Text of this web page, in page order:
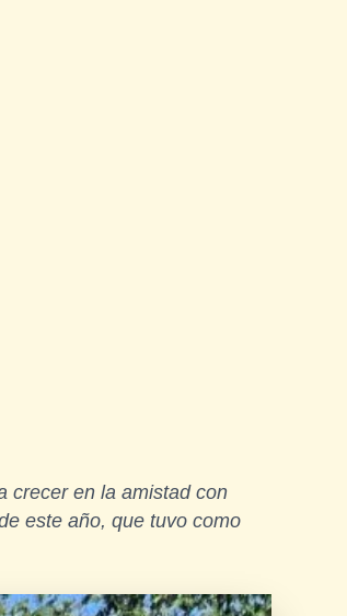
crecer en la amistad con
este año, que tuvo como